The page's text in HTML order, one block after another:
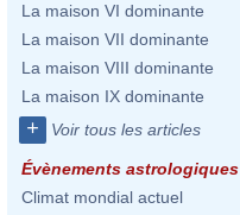
La maison VI dominante
La maison VII dominante
La maison VIII dominante
La maison IX dominante
+ Voir tous les articles
Évènements astrologiques
Climat mondial actuel